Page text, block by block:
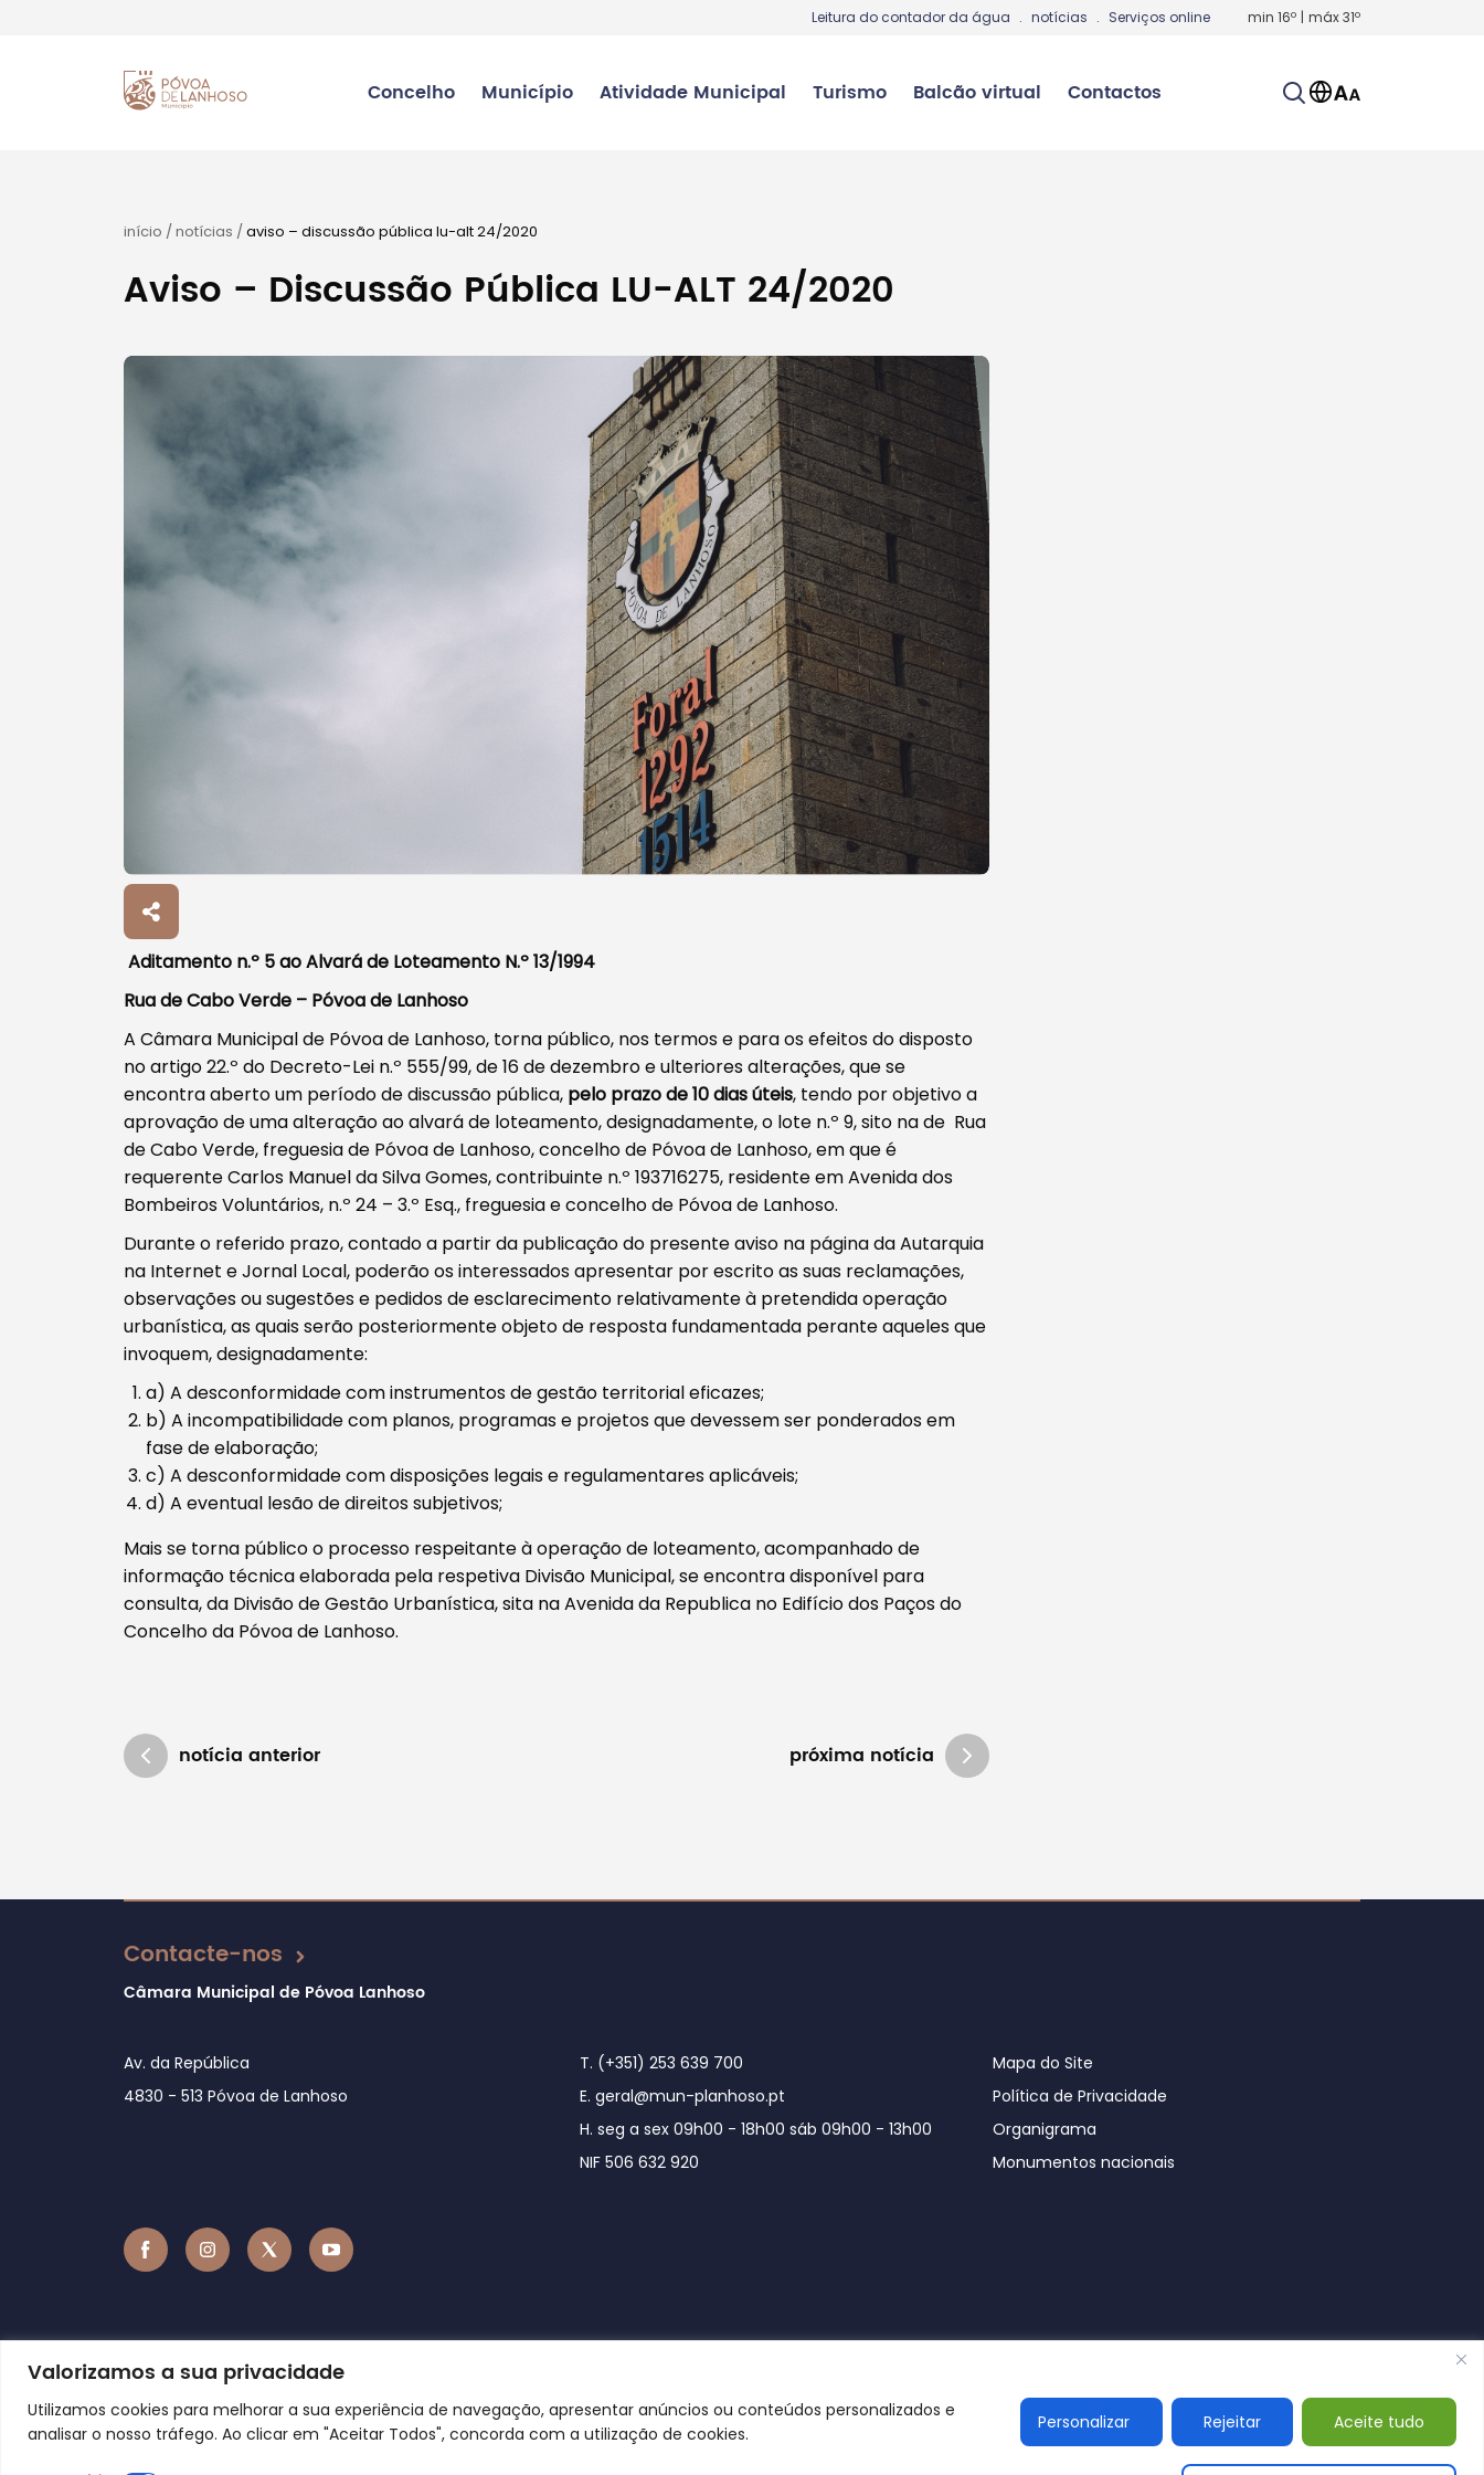
Valorizamos a sua privacidade
Utilizamos cookies para melhorar a sua experiência de navegação, apresentar anúncios ou conteúdos personalizados e
analisar o nosso tráfego. Ao clicar em "Aceitar Todos", concorda com a utilização de cookies.
Personalizar Rejeitar Aceite tudo
Leitura do contador da água . notícias . Serviços online min 16º | máx31º
Concelho Município Atividade Municipal Turismo Balcão virtual Contactos
Procurar
Tipo de conteúdo
Filtros
início /notícias /aviso – discussão pública lu-alt 24/2020
Aviso – Discussão Pública LU-ALT 24/2020
Aditamento n.º 5 ao Alvará de Loteamento N.º 13/1994
Rua de Cabo Verde – Póvoa de Lanhoso
A Câmara Municipal de Póvoa de Lanhoso, torna público, nos termos e para os efeitos do disposto
no artigo 22.º do Decreto-Lei n.º 555/99, de 16 de dezembro e ulteriores alterações, que se
encontra aberto um período de discussão pública, pelo prazo de 10 dias úteis, tendo por objetivo a
aprovação de uma alteração ao alvará de loteamento, designadamente, o lote n.º 9, sito na de Rua
de Cabo Verde, freguesia de Póvoa de Lanhoso, concelho de Póvoa de Lanhoso, em que é
requerente Carlos Manuel da Silva Gomes, contribuinte n.º 193716275, residente em Avenida dos
Bombeiros Voluntários, n.º 24 – 3.º Esq., freguesia e concelho de Póvoa de Lanhoso.
Durante o referido prazo, contado a partir da publicação do presente aviso na página da Autarquia
na Internet e Jornal Local, poderão os interessados apresentar por escrito as suas reclamações,
observações ou sugestões e pedidos de esclarecimento relativamente à pretendida operação
urbanística, as quais serão posteriormente objeto de resposta fundamentada perante aqueles que
invoquem, designadamente:
a) A desconformidade com instrumentos de gestão territorial eficazes;
b) A incompatibilidade com planos, programas e projetos que devessem ser ponderados em
fase de elaboração;
c) A desconformidade com disposições legais e regulamentares aplicáveis;
d) A eventual lesão de direitos subjetivos;
Mais se torna público o processo respeitante à operação de loteamento, acompanhado de
informação técnica elaborada pela respetiva Divisão Municipal, se encontra disponível para
consulta, da Divisão de Gestão Urbanística, sita na Avenida da Republica no Edifício dos Paços do
Concelho da Póvoa de Lanhoso.
notícia anterior próxima notícia
Atualizado em 16/03/2021
Contacte-nos
Câmara Municipal de Póvoa Lanhoso
Av. da República
4830 - 513 Póvoa de Lanhoso
T. (+351) 253 639 700
E. geral@mun-planhoso.pt
H. seg a sex 09h00 - 18h00 sáb 09h00 - 13h00
NIF 506 632 920
Mapa do Site
Política de Privacidade
Organigrama
Monumentos nacionais